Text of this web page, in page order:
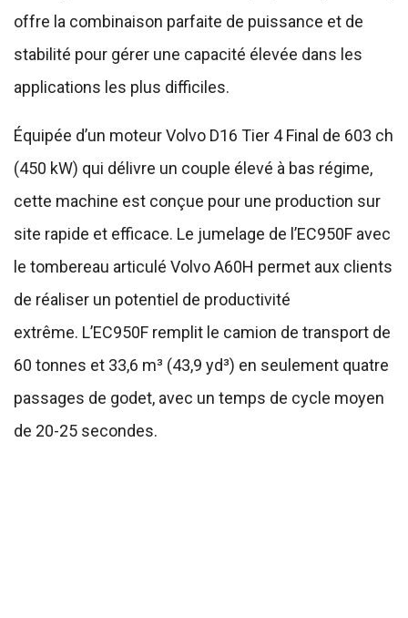
offre la combinaison parfaite de puissance et de
stabilité pour gérer une capacité élevée dans les
applications les plus difficiles.
Équipée d’un moteur Volvo D16 Tier 4 Final de 603 ch
(450 kW) qui délivre un couple élevé à bas régime,
cette machine est conçue pour une production sur
site rapide et efficace. Le jumelage de l’EC950F avec
le tombereau articulé Volvo A60H permet aux clients
de réaliser un potentiel de productivité
extrême. L’EC950F remplit le camion de transport de
60 tonnes et 33,6 m³ (43,9 yd³) en seulement quatre
passages de godet, avec un temps de cycle moyen
de 20-25 secondes.